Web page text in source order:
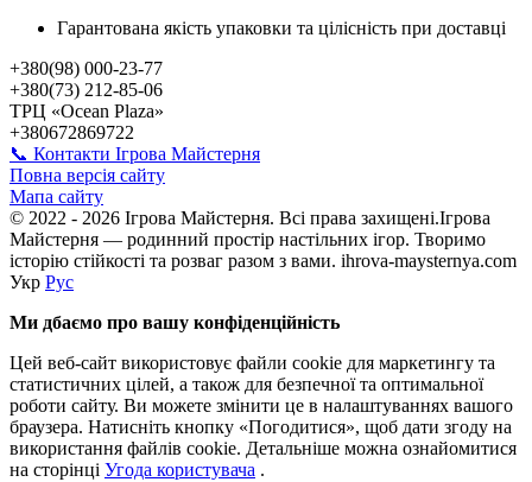
Гарантована якість упаковки та цілісність при доставці
+380(98) 000-23-77
+380(73) 212-85-06
ТРЦ «Ocean Plaza»
+380672869722
📞 Контакти Ігрова Майстерня
Повна версія сайту
Мапа сайту
© 2022 - 2026 Ігрова Майстерня. Всі права захищені.Ігрова
Майстерня — родинний простір настільних ігор. Творимо
історію стійкості та розваг разом з вами. ihrova-maysternya.com
Укр Рус
Ми дбаємо про вашу конфіденційність
Цей веб-сайт використовує файли cookie для маркетингу та
статистичних цілей, а також для безпечної та оптимальної
роботи сайту. Ви можете змінити це в налаштуваннях вашого
браузера. Натисніть кнопку «Погодитися», щоб дати згоду на
використання файлів cookie. Детальніше можна ознайомитися
на сторінці Угода користувача .